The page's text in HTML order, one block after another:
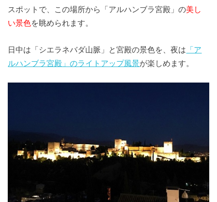
スポットで、この場所から「アルハンブラ宮殿」の美し
い景色を眺められます。
日中は「シエラネバダ山脈」と宮殿の景色を、夜は 「ア
ルハンブラ宮殿」のライトアップ風景が楽しめます。